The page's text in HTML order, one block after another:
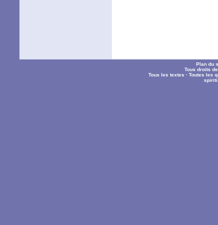
Plan du
Tous droits
Tous les textes ·Toutes les